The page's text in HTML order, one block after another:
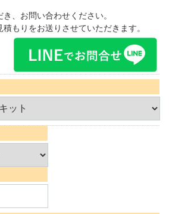
、お問い合わせください。
もりをお送りさせていただきます。